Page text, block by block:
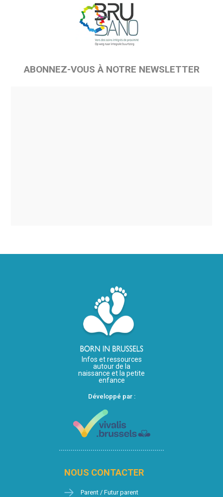
ABONNEZ-VOUS À NOTRE NEWSLETTER
Infos et ressources
autour de la
naissance et la petite
enfance
Développé par :
NOUS CONTACTER
Parent / Futur parent